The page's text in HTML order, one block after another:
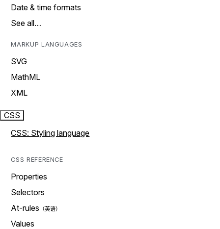
Date & time formats
See all…
MARKUP LANGUAGES
SVG
MathML
XML
CSS
CSS: Styling language
CSS REFERENCE
Properties
Selectors
At-rules
Values